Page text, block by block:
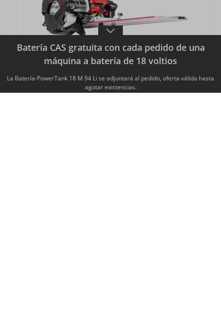
Batería CAS gratuita con cada pedido de una
máquina a batería de 18 voltios
La Batería-PowerTank 18 M 94 Li se adjuntará al pedido, oferta válida hasta
agotar existencias.